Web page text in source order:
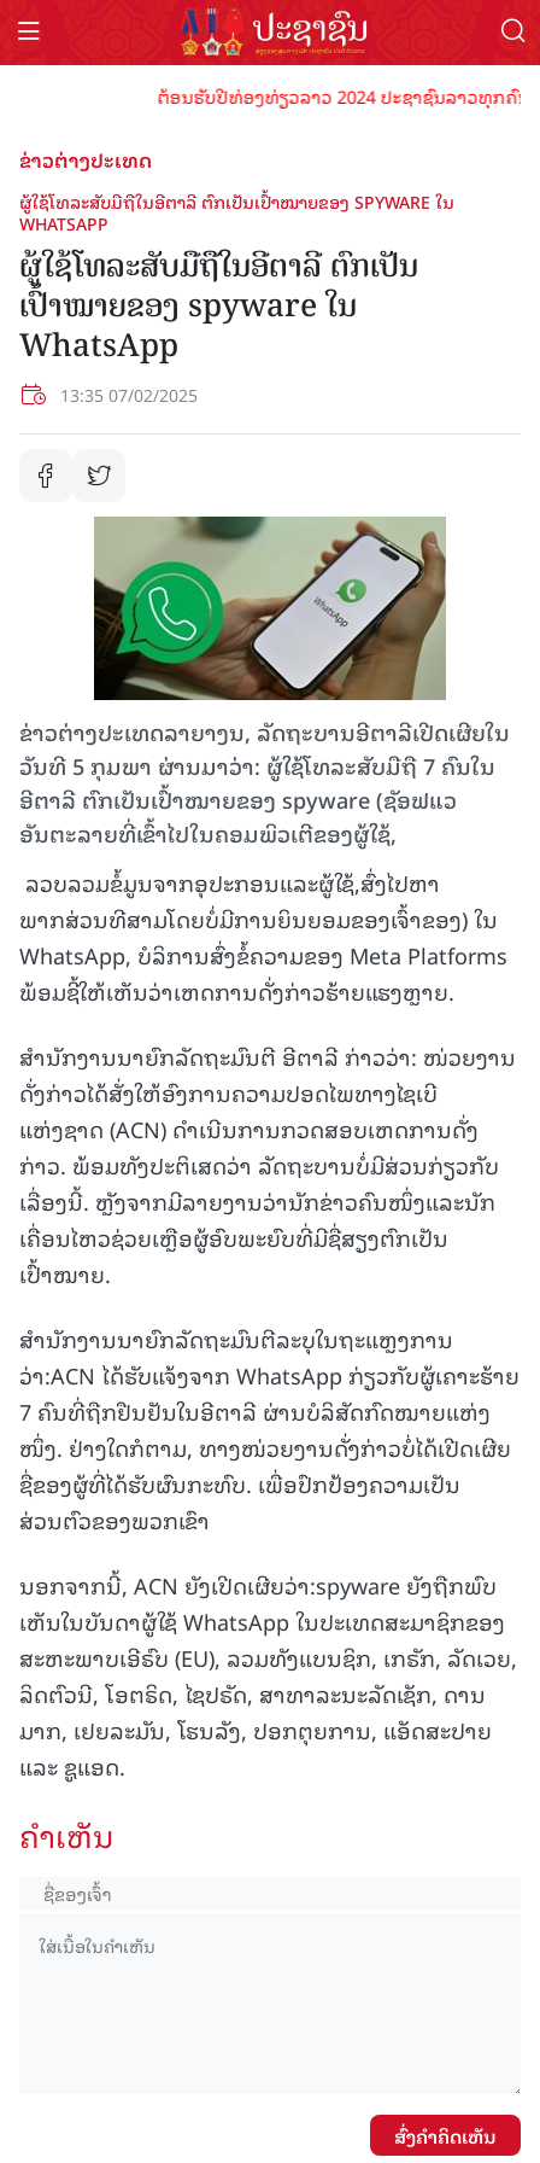
ຕ້ອນຮັບປີທ່ອງທ່ຽວລາວ 2024 ປະຊາຊົນລາວທຸກຄົນ
ຂ່າວຕ່າງປະເທດ
ຜູ້ໃຊ້ໂທລະສັບມືຖືໃນອີຕາລີ ຕົກເປັນເປົ້າໝາຍຂອງ SPYWARE ໃນ
WHATSAPP
ຜູ້ໃຊ້ໂທລະສັບມືຖືໃນອີຕາລີ ຕົກເປັນ
ເປົ້າໝາຍຂອງ spyware ໃນ
WhatsApp
13:35 07/02/2025
ຂ່າວຕ່າງປະເທດລາຍາງນ, ລັດຖະບານອີຕາລີເປີດເຜີຍໃນ
ວັນທີ 5 ກຸມພາ ຜ່ານມາວ່າ: ຜູ້ໃຊ້ໂທລະສັບມືຖື 7 ຄົນໃນ
ອີຕາລີ ຕົກເປັນເປົ້າໝາຍຂອງ spyware (ຊັອຟແວ
ອັນຕະລາຍທີ່ເຂົ້າໄປໃນຄອມພິວເຕີຂອງຜູ້ໃຊ້,
ລວບລວມຂໍ້ມູນຈາກອຸປະກອນແລະຜູ້ໃຊ້,ສົ່ງໄປຫາ
ພາກສ່ວນທີສາມໂດຍບໍ່ມີການຍິນຍອມຂອງເຈົ້າຂອງ) ໃນ
WhatsApp, ບໍລິການສົ່ງຂໍ້ຄວາມຂອງ Meta Platforms
ພ້ອມຊີ້ໃຫ້ເຫັນວ່າເຫດການດັ່ງກ່າວຮ້າຍແຮງຫຼາຍ.
ສຳນັກງານນາຍົກລັດຖະມົນຕີ ອີຕາລີ ກ່າວວ່າ: ໜ່ວຍງານ
ດັ່ງກ່າວໄດ້ສັ່ງໃຫ້ອົງການຄວາມປອດໄພທາງໄຊເບີ
ແຫ່ງຊາດ (ACN) ດຳເນີນການກວດສອບເຫດການດັ່ງ
ກ່າວ. ພ້ອມທັງປະຕິເສດວ່າ ລັດຖະບານບໍ່ມີສ່ວນກ່ຽວກັບ
ເລື່ອງນີ້. ຫຼັງຈາກມີລາຍງານວ່ານັກຂ່າວຄົນໜຶ່ງແລະນັກ
ເຄື່ອນໄຫວຊ່ວຍເຫຼືອຜູ້ອົບພະຍົບທີ່ມີຊື່ສຽງຕົກເປັນ
ເປົ້າໝາຍ.
ສຳນັກງານນາຍົກລັດຖະມົນຕີລະບຸໃນຖະແຫຼງການ
ວ່າ:ACN ໄດ້ຮັບແຈ້ງຈາກ WhatsApp ກ່ຽວກັບຜູ້ເຄາະຮ້າຍ
7 ຄົນທີ່ຖືກຢືນຢັນໃນອີຕາລີ ຜ່ານບໍລິສັດກົດໝາຍແຫ່ງ
ໜຶ່ງ. ຢ່າງໃດກໍຕາມ, ທາງໜ່ວຍງານດັ່ງກ່າວບໍ່ໄດ້ເປີດເຜີຍ
ຊື່ຂອງຜູ້ທີ່ໄດ້ຮັບຜົນກະທົບ. ເພື່ອປົກປ້ອງຄວາມເປັນ
ສ່ວນຕົວຂອງພວກເຂົາ
ນອກຈາກນີ້, ACN ຍັງເປີດເຜີຍວ່າ:spyware ຍັງຖືກພົບ
ເຫັນໃນບັນດາຜູ້ໃຊ້ WhatsApp ໃນປະເທດສະມາຊິກຂອງ
ສະຫະພາບເອີຣົບ (EU), ລວມທັງແບນຊິກ, ເກຣັກ, ລັດເວຍ,
ລິດຕົວນີ, ໂອຕຣິດ, ໄຊປຣັດ, ສາທາລະນະລັດເຊັກ, ດານ
ມາກ, ເຢຍລະມັນ, ໂຮນລັງ, ປອກຕຸຍການ, ແອັດສະປາຍ
ແລະ ຊູແອດ.
ຄໍາເຫັນ
ສົ່ງຄໍາຄິດເຫັນ